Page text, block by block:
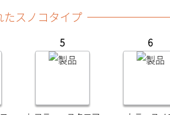
スノコタイプ
5 6